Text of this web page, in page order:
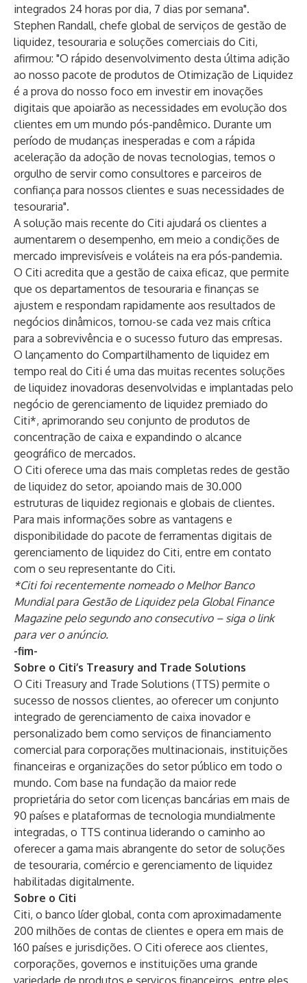
integrados 24 horas por dia, 7 dias por semana".
Stephen Randall, chefe global de serviços de gestão de
liquidez, tesouraria e soluções comerciais do Citi,
afirmou: "O rápido desenvolvimento desta última adição
ao nosso pacote de produtos de Otimização de Liquidez
é a prova do nosso foco em investir em inovações
digitais que apoiarão as necessidades em evolução dos
clientes em um mundo pós-pandêmico. Durante um
período de mudanças inesperadas e com a rápida
aceleração da adoção de novas tecnologias, temos o
orgulho de servir como consultores e parceiros de
confiança para nossos clientes e suas necessidades de
tesouraria".
A solução mais recente do Citi ajudará os clientes a
aumentarem o desempenho, em meio a condições de
mercado imprevisíveis e voláteis na era pós-pandemia.
O Citi acredita que a gestão de caixa eficaz, que permite
que os departamentos de tesouraria e finanças se
ajustem e respondam rapidamente aos resultados de
negócios dinâmicos, tornou-se cada vez mais crítica
para a sobrevivência e o sucesso futuro das empresas.
O lançamento do Compartilhamento de liquidez em
tempo real do Citi é uma das muitas recentes soluções
de liquidez inovadoras desenvolvidas e implantadas pelo
negócio de gerenciamento de liquidez premiado do
Citi*, aprimorando seu conjunto de produtos de
concentração de caixa e expandindo o alcance
geográfico de mercados.
O Citi oferece uma das mais completas redes de gestão
de liquidez do setor, apoiando mais de 30.000
estruturas de liquidez regionais e globais de clientes.
Para mais informações sobre as vantagens e
disponibilidade do pacote de ferramentas digitais de
gerenciamento de liquidez do Citi, entre em contato
com o seu representante do Citi.
*Citi foi recentemente nomeado o Melhor Banco
Mundial para Gestão de Liquidez pela Global Finance
Magazine pelo segundo ano consecutivo – siga o link
para ver o anúncio.
-fim-
Sobre o Citi’s Treasury and Trade Solutions
O Citi Treasury and Trade Solutions (TTS) permite o
sucesso de nossos clientes, ao oferecer um conjunto
integrado de gerenciamento de caixa inovador e
personalizado bem como serviços de financiamento
comercial para corporações multinacionais, instituições
financeiras e organizações do setor público em todo o
mundo. Com base na fundação da maior rede
proprietária do setor com licenças bancárias em mais de
90 países e plataformas de tecnologia mundialmente
integradas, o TTS continua liderando o caminho ao
oferecer a gama mais abrangente do setor de soluções
de tesouraria, comércio e gerenciamento de liquidez
habilitadas digitalmente.
Sobre o Citi
Citi, o banco líder global, conta com aproximadamente
200 milhões de contas de clientes e opera em mais de
160 países e jurisdições. O Citi oferece aos clientes,
corporações, governos e instituições uma grande
variedade de produtos e serviços financeiros, entre eles,